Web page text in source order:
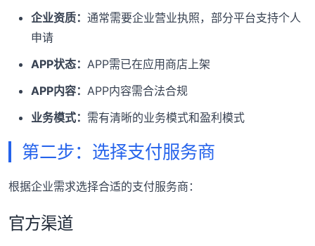
企业资质： 通常需要企业营业执照，部分平台支持个人
申请
APP状态： APP需已在应用商店上架
APP内容： APP内容需合法合规
业务模式： 需有清晰的业务模式和盈利模式
第二步：选择支付服务商
根据企业需求选择合适的支付服务商：
官方渠道